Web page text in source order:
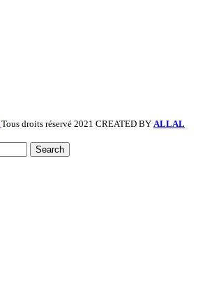
Tous droits réservé 2021 CREATED BY ALLAL
Search